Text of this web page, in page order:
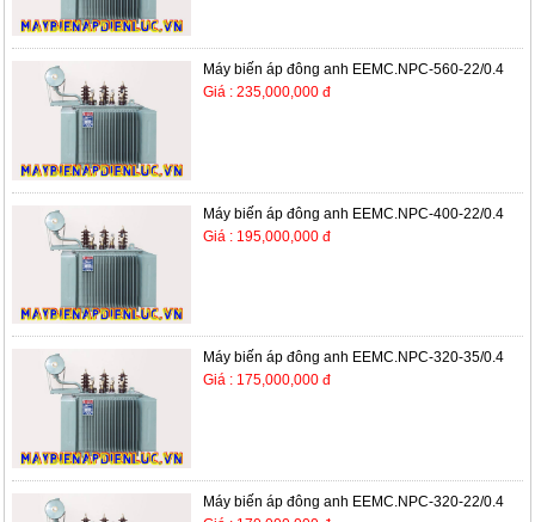
Máy biến áp đông anh EEMC.NPC-560-22/0.4
Giá : 235,000,000 đ
Máy biến áp đông anh EEMC.NPC-400-22/0.4
Giá : 195,000,000 đ
Máy biến áp đông anh EEMC.NPC-320-35/0.4
Giá : 175,000,000 đ
Máy biến áp đông anh EEMC.NPC-320-22/0.4